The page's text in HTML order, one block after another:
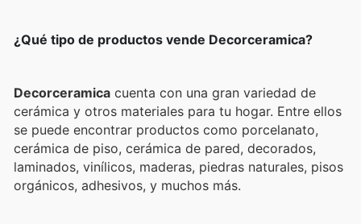
¿Qué tipo de productos vende Decorceramica?
Decorceramica cuenta con una gran variedad de
cerámica y otros materiales para tu hogar. Entre ellos
se puede encontrar productos como porcelanato,
cerámica de piso, cerámica de pared, decorados,
laminados, vinílicos, maderas, piedras naturales, pisos
orgánicos, adhesivos, y muchos más.